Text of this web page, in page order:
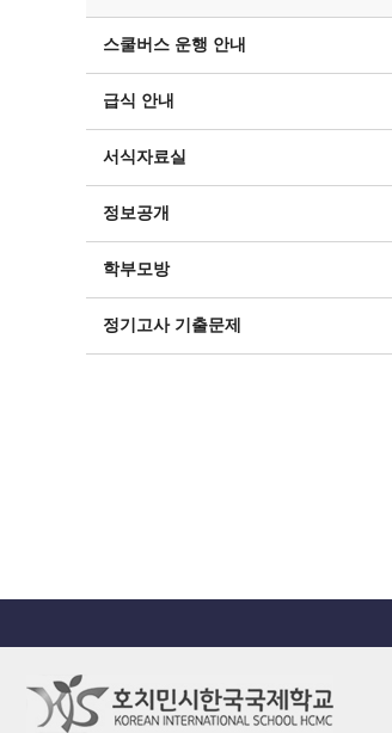
스쿨버스 운행 안내
급식 안내
서식자료실
정보공개
학부모방
정기고사 기출문제